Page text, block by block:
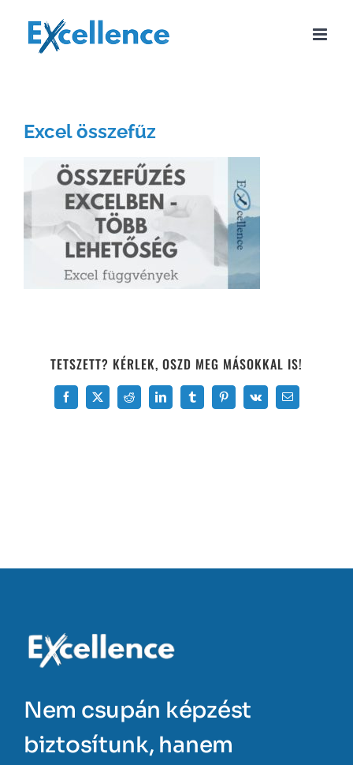
Excel összefűz
TETSZETT? KÉRLEK, OSZD MEG MÁSOKKAL IS!
Facebook
X Reddit LinkedInTumblrPinterest
Vk Email:
Nem csupán képzést
biztosítunk, hanem